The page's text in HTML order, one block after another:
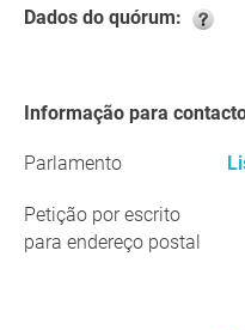
Dados do quórum:
Informação para
Parlamento
Petição por escrito
para endereço postal